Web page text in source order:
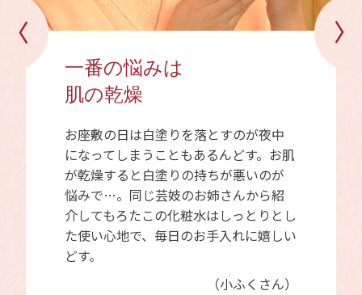
一番の悩みは
肌の乾燥
お座敷の日は白塗りを落とすのが夜中
になってしまうこともあるんどす。お肌
が乾燥すると白塗りの持ちが悪いのが
悩みで…。同じ芸妓のお姉さんから紹
介してもろたこの化粧水はしっとりとし
た使い心地で、毎日のお手入れに嬉しい
どす。
（小ふくさん）